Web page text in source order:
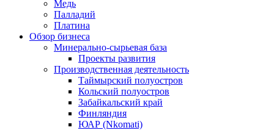
Медь
Палладий
Платина
Обзор бизнеса
Минерально-сырьевая база
Проекты развития
Производственная деятельность
Таймырский полуостров
Кольский полуостров
Забайкальский край
Финляндия
ЮАР (Nkomati)